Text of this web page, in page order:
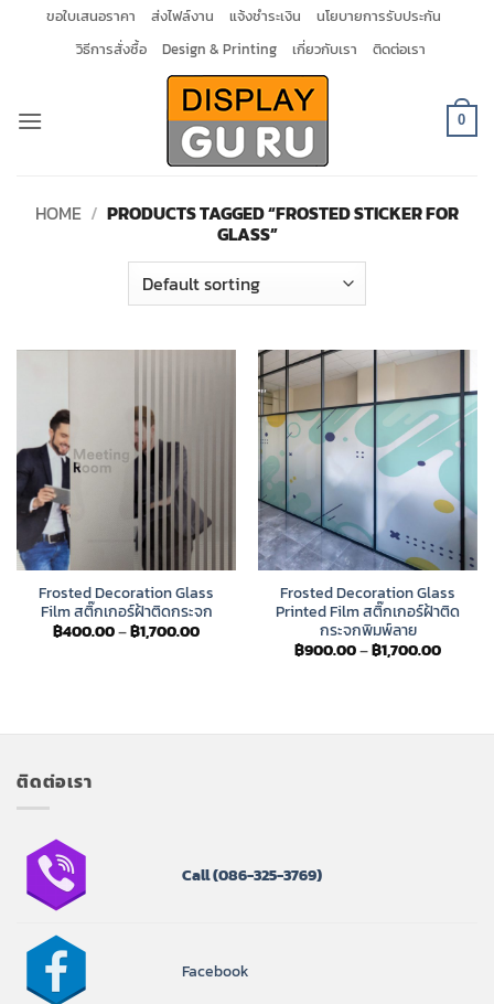
ขอใบเสนอราคา ส่งไฟล์งาน แจ้งชำระเงิน
นโยบายการรับประกัน
วิธีการสั่งซื้อ
Design & Printing เกี่ยวกับเรา ติดต่อเรา
0
HOME / PRODUCTS TAGGED “FROSTED STICKER FOR
GLASS”
Frosted Decoration Glass
Film สติ๊กเกอร์ฝ้าติดกระจก
฿400.00–฿1,700.00Price
Frosted Decoration Glass
Printed Film สติ๊กเกอร์ฝ้าติด
กระจกพิมพ์ลาย
฿900.00–฿1,700.00Price
ติดต่อเรา
Call(086-325-3769)
Facebook